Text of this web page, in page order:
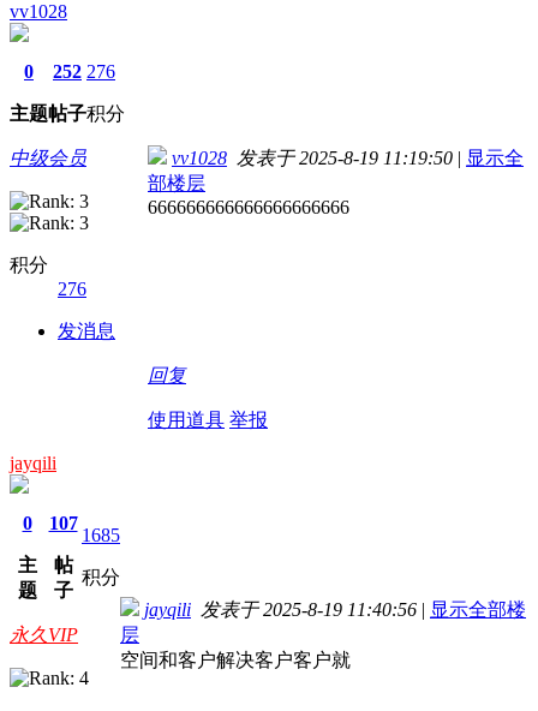
vv1028
0
主题
252
帖子
276
积分
中级会员
积分
276
发消息
vv1028 发表于 2025-8-19 11:19:50 | 显示全
部楼层
666666666666666666666
回复
使用道具 举报
jayqili
0
主
题
107
帖
子
1685
积分
永久VIP
jayqili 发表于 2025-8-19 11:40:56 | 显示全部楼
层
空间和客户解决客户客户就